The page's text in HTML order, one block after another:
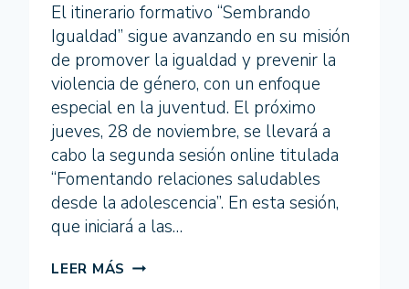
El itinerario formativo “Sembrando
Igualdad” sigue avanzando en su misión
de promover la igualdad y prevenir la
violencia de género, con un enfoque
especial en la juventud. El próximo
jueves, 28 de noviembre, se llevará a
cabo la segunda sesión online titulada
“Fomentando relaciones saludables
desde la adolescencia”. En esta sesión,
que iniciará a las…
LEER MÁS “SEMBRANDO